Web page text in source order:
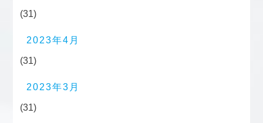
(31)
2023年4月
(31)
2023年3月
(31)